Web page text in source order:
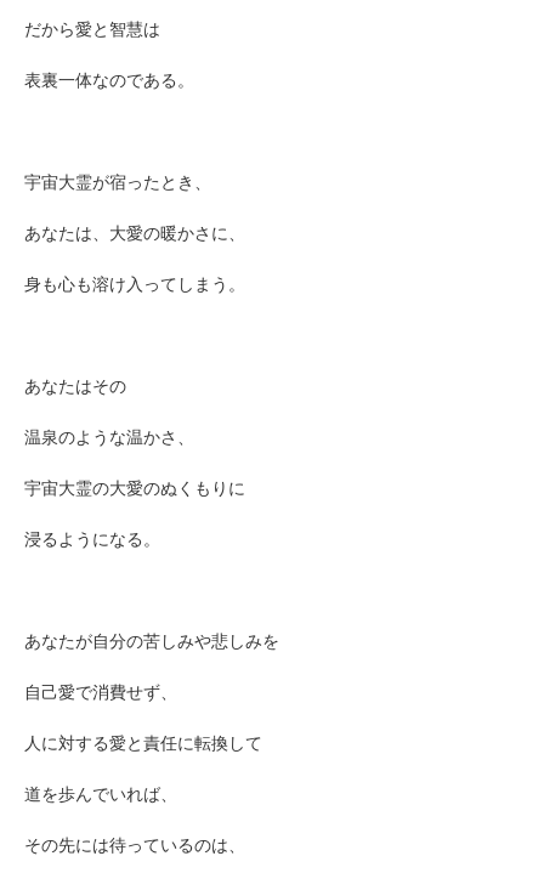
だから愛と智慧は
表裏一体なのである。
宇宙大霊が宿ったとき、
あなたは、大愛の暖かさに、
身も心も溶け入ってしまう。
あなたはその
温泉のような温かさ、
宇宙大霊の大愛のぬくもりに
浸るようになる。
あなたが自分の苦しみや悲しみを
自己愛で消費せず、
人に対する愛と責任に転換して
道を歩んでいれば、
その先には待っているのは、